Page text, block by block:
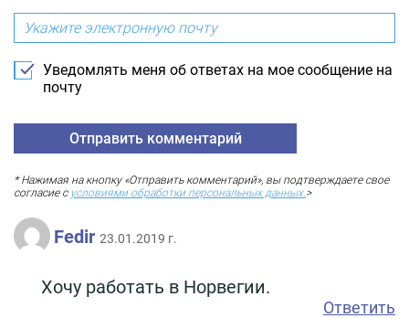
Уведомлять меня об ответах на мое сообщение на
почту
* Нажимая на кнопку «Отправить комментарий», вы подтверждаете свое
согласие с условиями обработки персональных данных. >
Fedir 23.01.2019 г.
Хочу работать в Норвегии.
Ответить